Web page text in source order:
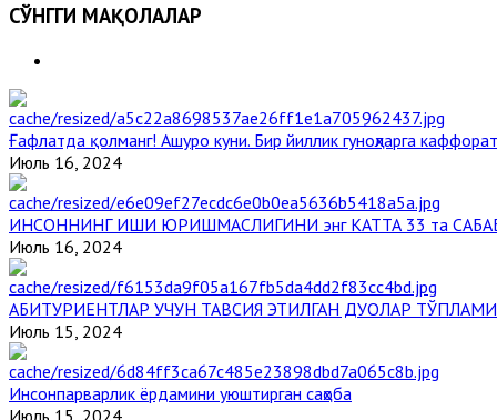
СЎНГГИ МАҚОЛАЛАР
Ғафлатда қолманг! Ашуро куни. Бир йиллик гуноҳларга
Июль 16, 2024
ИНСОННИНГ ИШИ ЮРИШМАСЛИГИНИ энг КАТТА 33 та
Июль 16, 2024
АБИТУРИЕНТЛАР УЧУН ТАВСИЯ ЭТИЛГАН ДУОЛАР ТЎПЛАМИ
Июль 15, 2024
Инсонпарварлик ёрдамини уюштирган саҳоба